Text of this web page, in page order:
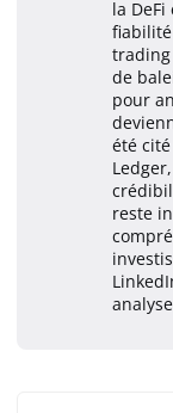
la
trading
de
pour
été
reste